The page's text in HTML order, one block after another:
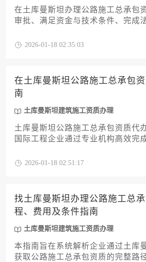
在土库曼斯坦办理公路施工总承包
审批、满足资金与技术条件、完成
场核查及许可证颁发等环节，是企
2026-01-18 02:35:03
在土库曼斯坦公路施工总承包
南
土库曼斯坦建筑施工资质办理
土库曼斯坦公路施工总承包资质代
国际工程企业通过专业机构高效完
于化解跨国企业面临的法律差异、
2026-01-18 02:51:17
找土库曼斯坦办理公路施工总
程、费用及条件指南
土库曼斯坦建筑施工资质办理
本指南旨在系统解析企业通过土库
获取公路施工总承包资质的完整路